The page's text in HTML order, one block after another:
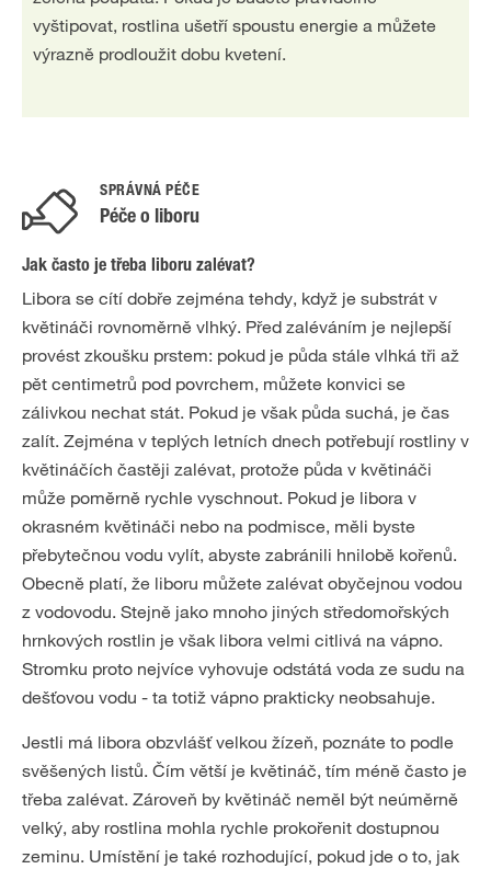
vyštipovat, rostlina ušetří spoustu energie a můžete
výrazně prodloužit dobu kvetení.
SPRÁVNÁ PÉČE
Péče o liboru
Jak často je třeba liboru zalévat?
Libora se cítí dobře zejména tehdy, když je substrát v
květináči rovnoměrně vlhký. Před zaléváním je nejlepší
provést zkoušku prstem: pokud je půda stále vlhká tři až
pět centimetrů pod povrchem, můžete konvici se
zálivkou nechat stát. Pokud je však půda suchá, je čas
zalít. Zejména v teplých letních dnech potřebují rostliny v
květináčích častěji zalévat, protože půda v květináči
může poměrně rychle vyschnout. Pokud je libora v
okrasném květináči nebo na podmisce, měli byste
přebytečnou vodu vylít, abyste zabránili hnilobě kořenů.
Obecně platí, že liboru můžete zalévat obyčejnou vodou
z vodovodu. Stejně jako mnoho jiných středomořských
hrnkových rostlin je však libora velmi citlivá na vápno.
Stromku proto nejvíce vyhovuje odstátá voda ze sudu na
dešťovou vodu - ta totiž vápno prakticky neobsahuje.
Jestli má libora obzvlášť velkou žízeň, poznáte to podle
svěšených listů. Čím větší je květináč, tím méně často je
třeba zalévat. Zároveň by květináč neměl být neúměrně
velký, aby rostlina mohla rychle prokořenit dostupnou
zeminu. Umístění je také rozhodující, pokud jde o to, jak